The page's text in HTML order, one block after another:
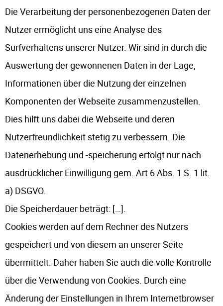
Die Verarbeitung der personenbezogenen Daten der
Nutzer ermöglicht uns eine Analyse des
Surfverhaltens unserer Nutzer. Wir sind in durch die
Auswertung der gewonnenen Daten in der Lage,
Informationen über die Nutzung der einzelnen
Komponenten der Webseite zusammenzustellen.
Dies hilft uns dabei die Webseite und deren
Nutzerfreundlichkeit stetig zu verbessern. Die
Datenerhebung und -speicherung erfolgt nur nach
ausdrücklicher Einwilligung gem. Art 6 Abs. 1 S. 1 lit.
a) DSGVO.
Die Speicherdauer beträgt: […].
Cookies werden auf dem Rechner des Nutzers
gespeichert und von diesem an unserer Seite
übermittelt. Daher haben Sie auch die volle Kontrolle
über die Verwendung von Cookies. Durch eine
Änderung der Einstellungen in Ihrem Internetbrowser